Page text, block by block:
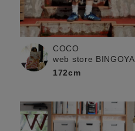
COCO
web store BINGOYA
172cm